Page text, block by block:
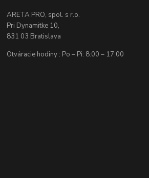
ARETA PRO, spol. s r.o.
Pri Dynamitke 10,
831 03 Bratislava
Otváracie hodiny : Po – Pi: 8:00 – 17:00